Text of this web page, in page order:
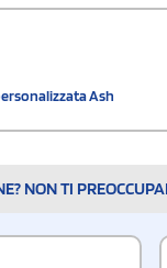
Ash
NON TI